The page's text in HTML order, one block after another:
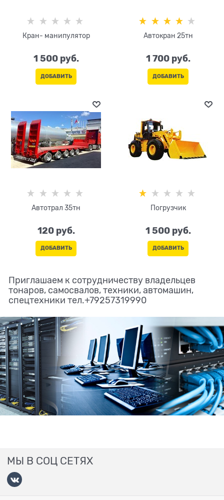
Кран- манипулятор
1 500 руб.
ДОБАВИТЬ
Автокран 25тн
1 700 руб.
ДОБАВИТЬ
Автотрал 35тн
120 руб.
ДОБАВИТЬ
Погрузчик
1 500 руб.
ДОБАВИТЬ
Приглашаем к сотрудничеству владельцев
тонаров, самосвалов, техники, автомашин,
спецтехники тел.+79257319990
МЫ В СОЦ СЕТЯХ